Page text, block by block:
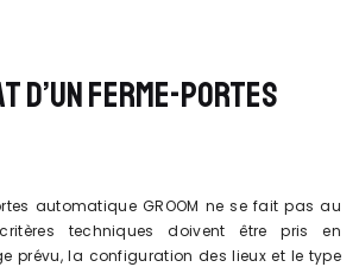
D’UN FERME-PORTES
automatique GROOM ne se fait pas au
techniques doivent être pris en
prévu, la configuration des lieux et le type